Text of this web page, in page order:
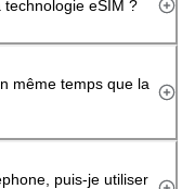
eSIM ?
même temps que la
puis-je utiliser